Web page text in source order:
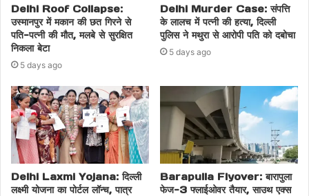
Delhi Roof Collapse:
उस्मानपुर में मकान की छत गिरने से
पति-पत्नी की मौत, मलबे से सुरक्षित
निकला बेटा
5 days ago
Delhi Murder Case: संपत्ति
के लालच में पत्नी की हत्या, दिल्ली
पुलिस ने मथुरा से आरोपी पति को दबोचा
5 days ago
Delhi Laxmi Yojana: दिल्ली
लक्ष्मी योजना का पोर्टल लॉन्च, पात्र
Barapulla Flyover: बारापुला
फेज-3 फ्लाईओवर तैयार, साउथ एक्स